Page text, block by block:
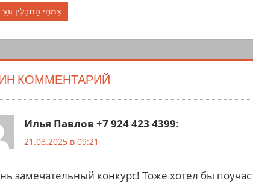
צִמחֵי הַתבָלִין
КОММЕНТАРИЙ
Илья Павлов +7 924 423 4399:
21.08.2025 в 09:21
замечательный конкурс! Тоже хотел бы